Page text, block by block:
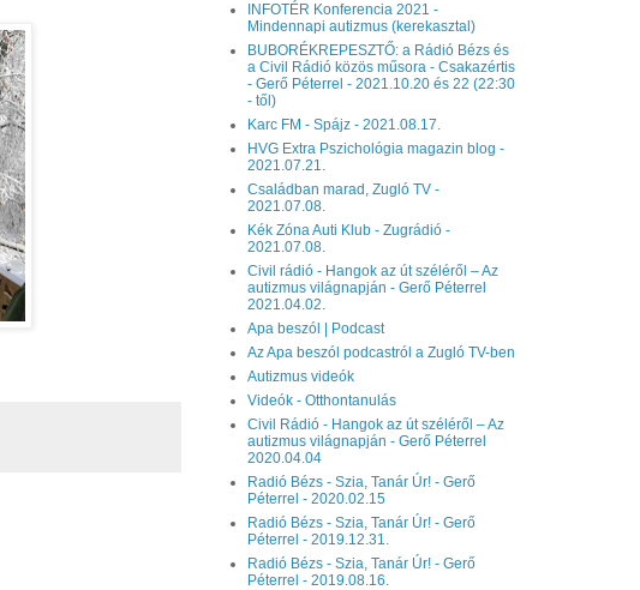
INFOTÉR Konferencia 2021 -
Mindennapi autizmus (kerekasztal)
BUBORÉKREPESZTŐ: a Rádió Bézs és
a Civil Rádió közös műsora - Csakazértis
- Gerő Péterrel - 2021.10.20 és 22 (22:30
- től)
Karc FM - Spájz - 2021.08.17.
HVG Extra Pszichológia magazin blog -
2021.07.21.
Családban marad, Zugló TV -
2021.07.08.
Kék Zóna Auti Klub - Zugrádió -
2021.07.08.
Civil rádió - Hangok az út széléről – Az
autizmus világnapján - Gerő Péterrel
2021.04.02.
Apa beszól | Podcast
Az Apa beszól podcastról a Zugló TV-ben
Autizmus videók
Videók - Otthontanulás
Civil Rádió - Hangok az út széléről – Az
autizmus világnapján - Gerő Péterrel
2020.04.04
Radió Bézs - Szia, Tanár Úr! - Gerő
Péterrel - 2020.02.15
Radió Bézs - Szia, Tanár Úr! - Gerő
Péterrel - 2019.12.31.
Radió Bézs - Szia, Tanár Úr! - Gerő
Péterrel - 2019.08.16.